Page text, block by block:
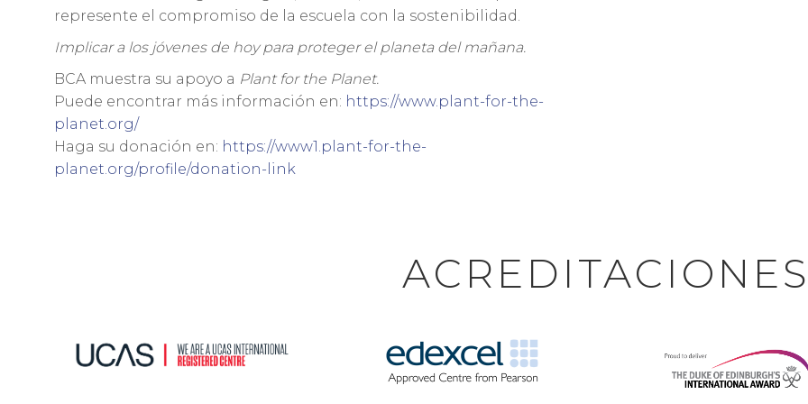
represente el compromiso de la escuela con la sostenibilidad.
Implicar a los jóvenes de hoy para proteger el planeta del mañana.
BCA muestra su apoyo a Plant for the Planet.
Puede encontrar más información en: https://www.plant-for-the-
planet.org/
Haga su donación en: https://www1.plant-for-the-
planet.org/profile/donation-link